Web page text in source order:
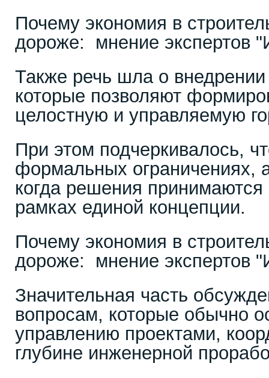
Почему экономия в
дороже: мнение экспертов
Также речь шла о внедрении
которые позволяют
целостную и управляемую
При этом подчеркивалось,
формальных ограничениях,
когда решения принимаются
рамках единой концепции.
Почему экономия в
дороже: мнение экспертов
Значительная часть
вопросам, которые обычно
управлению проектами,
глубине инженерной